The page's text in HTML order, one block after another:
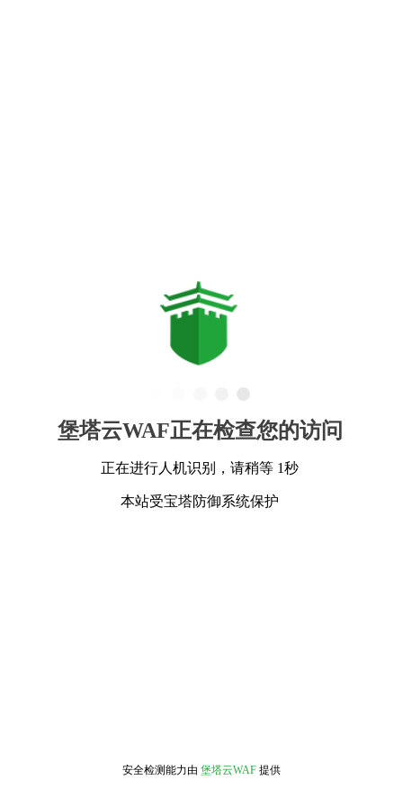
堡塔云WAF正在检查您的访问
正在进行人机识别，请稍等 1秒
本站受宝塔防御系统保护
安全检测能力由 堡塔云WAF 提供